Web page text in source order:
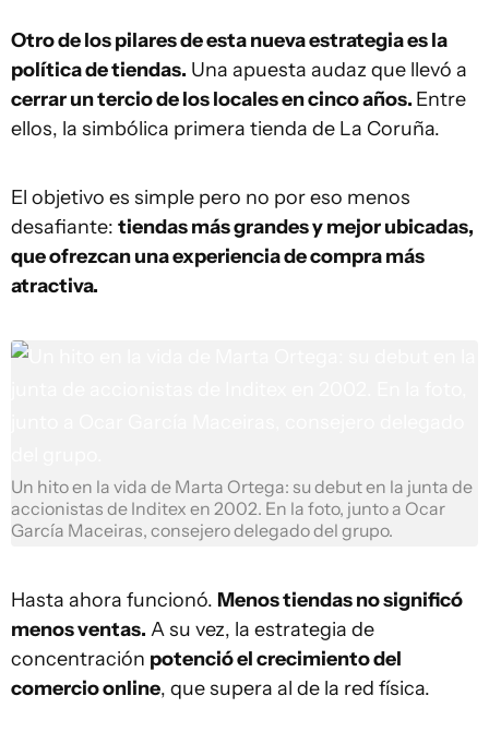
Otro de los pilares de esta nueva estrategia es la
política de tiendas. Una apuesta audaz que llevó a
cerrar un tercio de los locales en cinco años. Entre
ellos, la simbólica primera tienda de La Coruña.
El objetivo es simple pero no por eso menos
desafiante: tiendas más grandes y mejor ubicadas,
que ofrezcan una experiencia de compra más
atractiva.
Un hito en la vida de Marta Ortega: su debut en la junta de
accionistas de Inditex en 2002. En la foto, junto a Ocar
García Maceiras, consejero delegado del grupo.
Hasta ahora funcionó. Menos tiendas no significó
menos ventas. A su vez, la estrategia de
concentración potenció el crecimiento del
comercio online, que supera al de la red física.